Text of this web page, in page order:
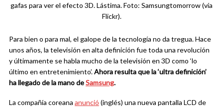
gafas para ver el efecto 3D. Lástima. Foto: Samsungtomorrow (vía
Flickr).
Para bien o para mal, el galope de la tecnología no da tregua. Hace
unos años, la televisión en alta definición fue toda una revolución
y últimamente se habla mucho de la televisión en 3D como ‘lo
último en entretenimiento’.Ahora resulta que la ‘ultra definición’
ha llegado de la mano deSamsung.
La compañía coreana anunció (inglés) una nueva pantalla LCD de